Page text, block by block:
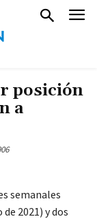
posición
a
semanales
2021) y dos